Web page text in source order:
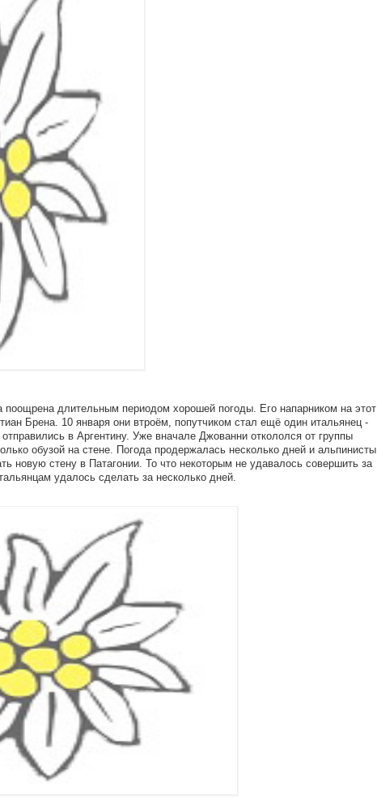
поощрена длительным периодом хорошей погоды. Его напарником на этот
Брена. 10 января они втроём, попутчиком стал ещё один итальянец -
в Аргентину. Уже вначале Джованни откололся от группы
обузой на стене. Погода продержалась несколько дней и альпинисты
новую стену в Патагонии. То что некоторым не удавалось совершить за
удалось сделать за несколько дней.